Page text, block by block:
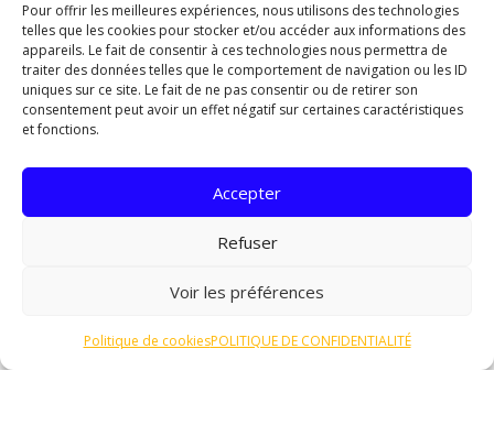
Pour offrir les meilleures expériences, nous utilisons des technologies
telles que les cookies pour stocker et/ou accéder aux informations des
appareils. Le fait de consentir à ces technologies nous permettra de
traiter des données telles que le comportement de navigation ou les ID
uniques sur ce site. Le fait de ne pas consentir ou de retirer son
consentement peut avoir un effet négatif sur certaines caractéristiques
et fonctions.
Accepter
Refuser
Voir les préférences
Politique de cookiesPOLITIQUE DE CONFIDENTIALITÉ
Les normes et réglementations
en vigueur
Normes pour l’assainissement
collectif
à des normes strictes visant à garantir la qualité de l’eau
et la préservation de l’environnement. Ces normes
imposent notamment des contrôles réguliers des
installations de traitement des eaux usées pour
conformité aux normes en vigueur. De plus, des
vérifier la qualité de rejet dans le milieu naturel.